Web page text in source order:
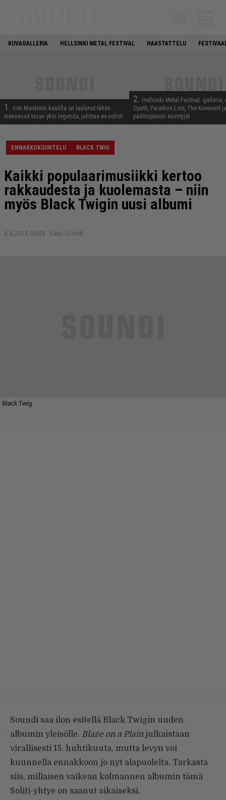
KUVAGALLERIA HELLSINKI METAL FESTIVAL HAASTATTELU
1.
Iron Maidenin keulilla on laulanut tähän
mennessä tasan yksi legenda, julistaa ex-solisti
2. Hellsinki Metal Festival -galleria,
Opeth, Paradise Lost, The Kovenant
päätöspäivän esiintyjät
ENNAKKOKUUNTELU BLACK TWIG
Kaikki populaarimusiikki kertoo
rakkaudesta ja kuolemasta – niin
myös Black Twigin uusi albumi
8.4.2016 09:48 Saku Schildt
Black Twig
Soundi saa ilon esitellä Black Twigin uuden
albumin yleisölle. Blaze on a Plainjulkaistaan
virallisesti 15. huhtikuuta, mutta levyn voi
kuunnella ennakkoon jo nyt alapuolelta. Tarkasta
siis, millaisen vaikean kolmannen albumin tämä
Soliti-yhtye on saanut aikaiseksi.